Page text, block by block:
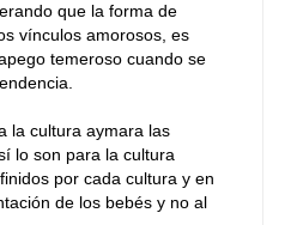
que la forma de
vínculos amorosos, es
temeroso cuando se
la cultura aymara las
lo son para la cultura
por cada cultura y en
de los bebés y no al